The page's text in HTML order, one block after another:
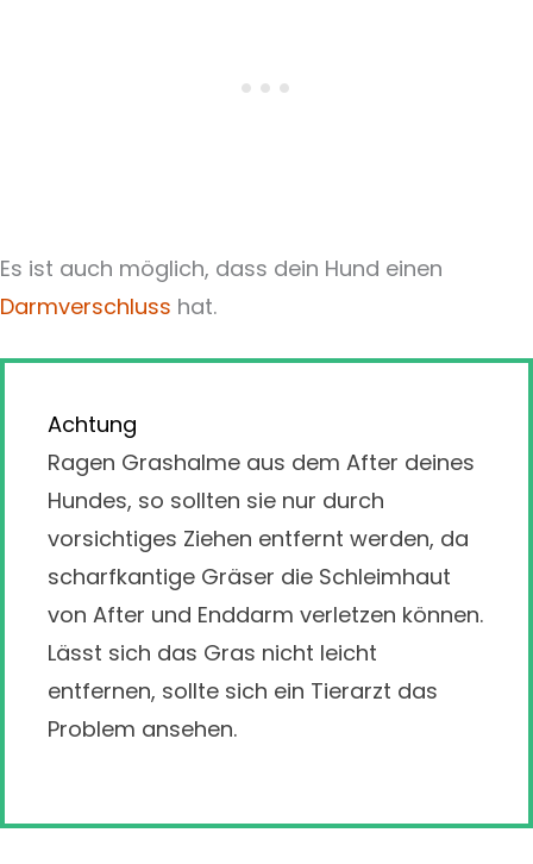
Es ist auch möglich, dass dein Hund einen
Darmverschluss hat.
Achtung
Ragen Grashalme aus dem After deines
Hundes, so sollten sie nur durch
vorsichtiges Ziehen entfernt werden, da
scharfkantige Gräser die Schleimhaut
von After und Enddarm verletzen können.
Lässt sich das Gras nicht leicht
entfernen, sollte sich ein Tierarzt das
Problem ansehen.